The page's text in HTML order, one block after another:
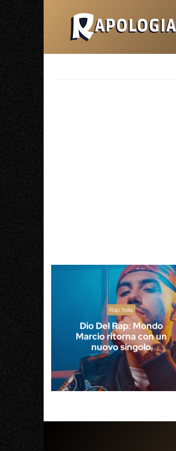
Rap Italia
Dio Del Rap: Mondo
Marcio ritorna con un
nuovo singolo